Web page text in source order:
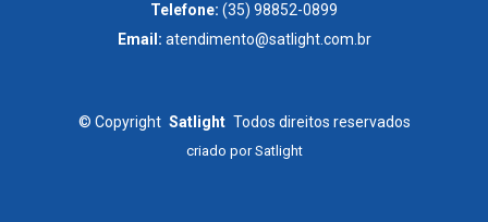
Telefone: (35) 98852-0899
Email: atendimento@satlight.com.br
© Copyright Satlight Todos direitos reservados
criado porSatlight